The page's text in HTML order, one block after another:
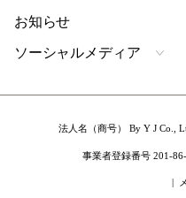
お知らせ
ソーシャルメディア
法人名（商号） By Y J Co.,
事業者登録番号 201-
|